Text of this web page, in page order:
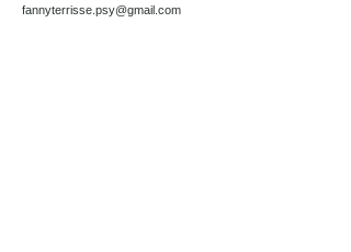
fannyterrisse.psy@gmail.com